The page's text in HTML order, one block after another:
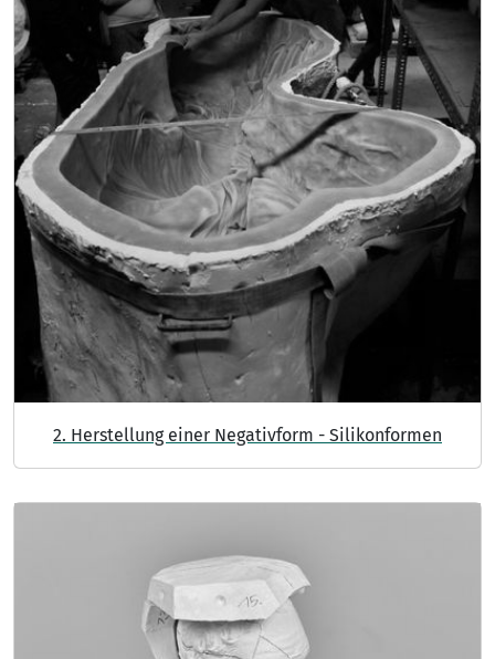
2. Herstellung einer Negativform - Silikonformen